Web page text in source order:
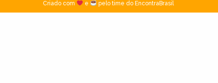
Criado com
e pelo time do EncontraBrasil